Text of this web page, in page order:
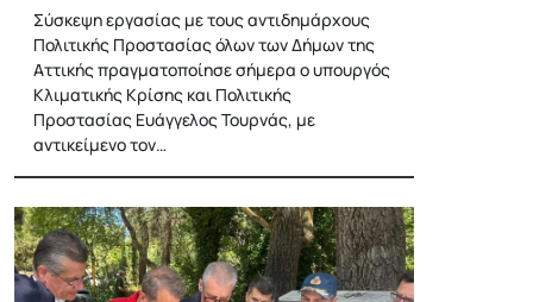
Σύσκεψη εργασίας με τους αντιδημάρχους
Πολιτικής Προστασίας όλων των Δήμων της
Αττικής πραγματοποίησε σήμερα ο υπουργός
Κλιματικής Κρίσης και Πολιτικής
Προστασίας Ευάγγελος Τουρνάς, με
αντικείμενο τον…